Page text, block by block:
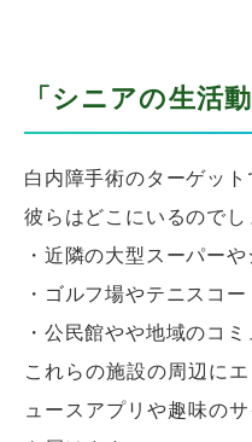
「シニアの生活
白内障手術のターゲット
彼らはどこにいるのでし
・近隣の大型スーパー
・ゴルフ場やテニスコ
・公民館やや地域のコ
これらの施設の周辺に
ュースアプリや趣味の